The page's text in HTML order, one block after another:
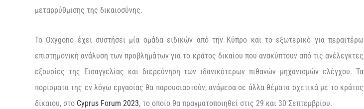
μεταρρύθμισης της δικαιοσύνης.
Το Oxygono έχει συστήσει μία ομάδα ειδικών από την Κύπρο και το εξωτερικό για περαιτέρω
επιστημονική ανάλυση των προβλημάτων για το κράτος δικαίου που ανακύπτουν από τις ανέλεγκτες
εξουσίες της Εισαγγελίας και διερεύνηση των ιδανικότερων πιθανών μηχανισμών ελέγχου. Τα
πορίσματα της εν λόγω εργασίας θα παρουσιαστούν, ανάμεσα σε άλλα θέματα σχετικά με το κράτος
δίκαιου, στο Cyprus Forum 2023, το οποίο θα πραγματοποιηθεί στις 29 και 30 Σεπτεμβρίου.